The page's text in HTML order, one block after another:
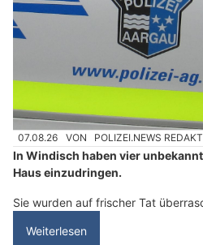
07.08.26 VON POLIZEI.NEWS
In Windisch haben vier
Haus einzudringen.
Sie wurden auf frischer Tat
Weiterlesen